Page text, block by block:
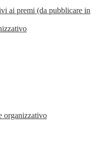
ai premi (da pubblicare in
organizzativo